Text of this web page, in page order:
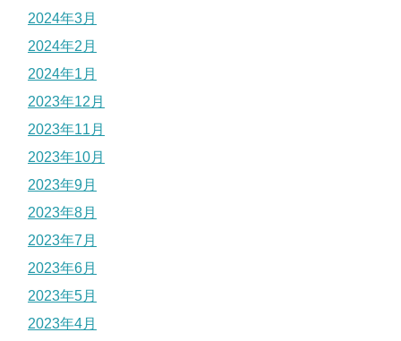
2024年3月
2024年2月
2024年1月
2023年12月
2023年11月
2023年10月
2023年9月
2023年8月
2023年7月
2023年6月
2023年5月
2023年4月